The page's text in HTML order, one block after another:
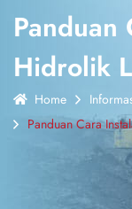
Panduan
Hidrolik
Home
Panduan Cara